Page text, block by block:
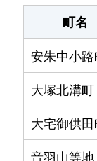
町名
安朱中小
大塚北溝町
大宅御供
音羽山等地